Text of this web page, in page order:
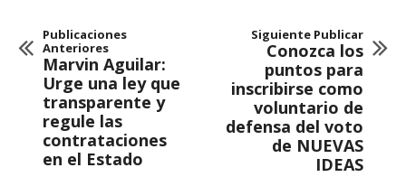
Publicaciones
Anteriores
Marvin Aguilar:
Urge una ley que
transparente y
regule las
contrataciones
en el Estado
Siguiente Publicar
Conozca los
puntos para
inscribirse como
voluntario de
defensa del voto
de NUEVAS
IDEAS